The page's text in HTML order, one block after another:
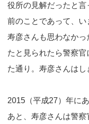
役所の見解だったと
前のことであって、
寿彦さんも思わなか
たと見られたら警察
た通り。寿彦さんはし
2015（平成27）年に
あと、寿彦さんは警